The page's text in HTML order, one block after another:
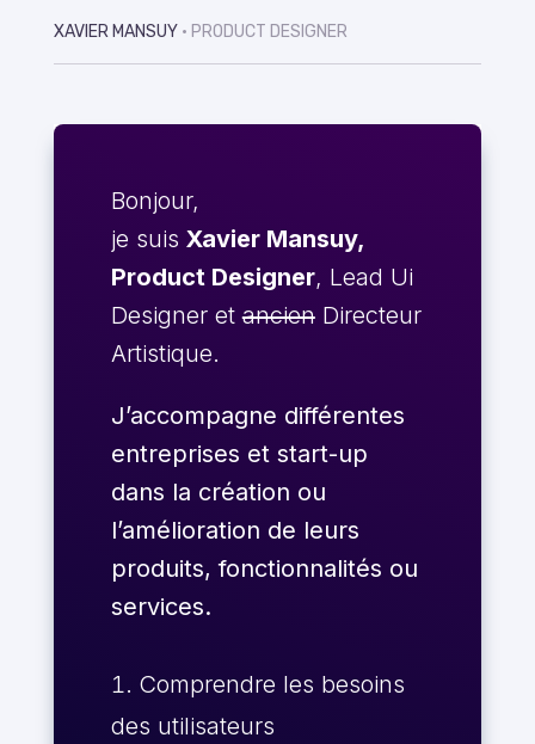
XAVIER MANSUY • PRODUCT DESIGNER
Bonjour,
je suis Xavier Mansuy,
Product Designer, Lead Ui
Designer etancienDirecteur
Artistique.
J’accompagne différentes
entreprises et start-up
dans la création ou
l’amélioration de leurs
produits, fonctionnalités ou
services.
Comprendre les besoins
des utilisateurs